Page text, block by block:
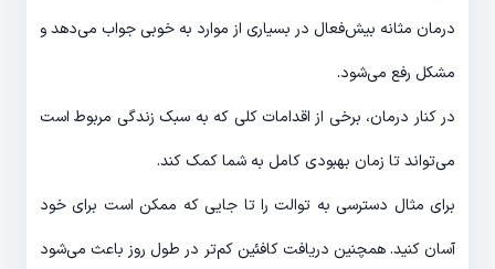
درمان مثانه ‌بیش‌فعال در بسیاری از موارد به خوبی جواب می‌دهد و
مشکل رفع می‌شود.
در کنار درمان، برخی از اقدامات کلی که به سبک زندگی مربوط است
می‌تواند تا زمان بهبودی کامل به شما کمک کند.
برای مثال دسترسی به توالت را تا جایی که ممکن است برای خود
آسان کنید. همچنین دریافت کافئین کم‌تر در طول روز باعث می‌شود